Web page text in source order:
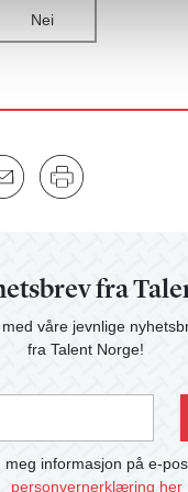
Nei
fra
våre jevnlige
fra Talent Norge!
meg informasjon på e-
personvernerklæring her